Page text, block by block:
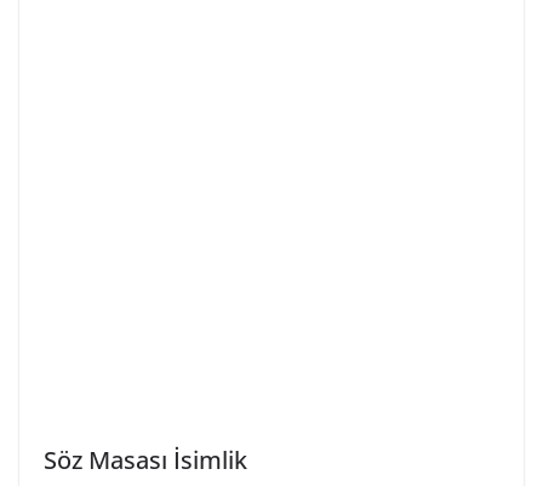
Söz Masası İsimlik